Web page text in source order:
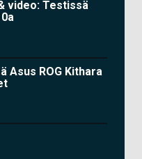
video: Testissä
Asus ROG Kithara